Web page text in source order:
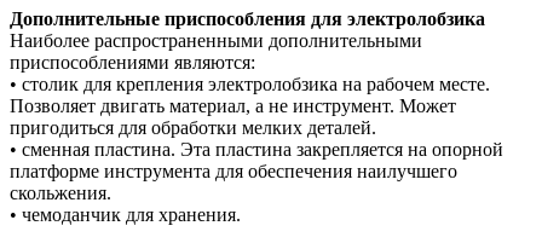
Дополнительные приспособления для электролобзика
Наиболее распространенными дополнительными
приспособлениями являются:
• столик для крепления электролобзика на рабочем месте.
Позволяет двигать материал, а не инструмент. Может
пригодиться для обработки мелких деталей.
• сменная пластина. Эта пластина закрепляется на опорной
платформе инструмента для обеспечения наилучшего
скольжения.
• чемоданчик для хранения.